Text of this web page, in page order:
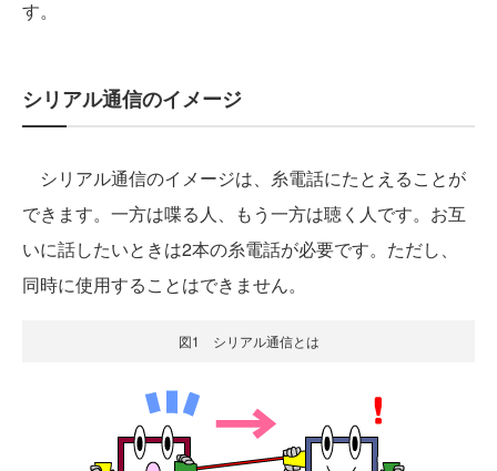
す。
シリアル通信のイメージ
シリアル通信のイメージは、糸電話にたとえることが
できます。一方は喋る人、もう一方は聴く人です。お互
いに話したいときは2本の糸電話が必要です。ただし、
同時に使用することはできません。
図1 シリアル通信とは